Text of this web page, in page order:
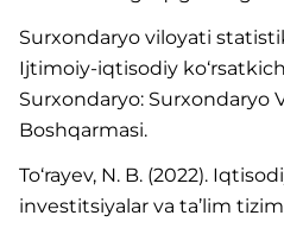
Surxondaryo viloyati
Ijtimoiy-iqtisodiy
Surxondaryo: Surxondaryo
Boshqarmasi.
To‘rayev, N. B. (2022).
investitsiyalar va ta’lim